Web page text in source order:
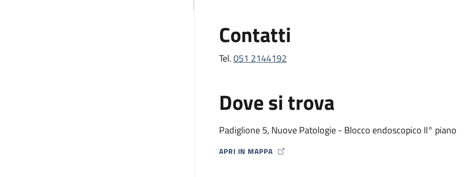
Contatti
Tel.051 2144192
Dove si trova
Padiglione 5, Nuove Patologie - Blocco endoscopico II° piano
APRI IN MAPPA
MAP ICON